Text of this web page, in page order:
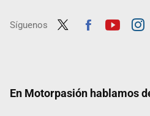
Síguenos
En Motorpasión hablamos